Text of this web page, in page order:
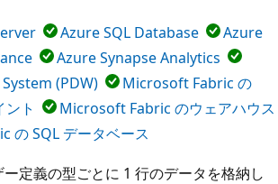
Azure SQL Database
Azure
Azure Synapse Analytics
(PDW)
Microsoft Fabric の
ト
Microsoft Fabric のウェアハウス
の SQL データベース
定義の型ごとに 1 行のデータを格納し